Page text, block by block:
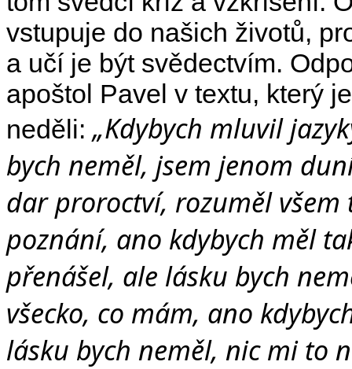
vstupuje do našich životů,
a učí je být svědectvím.
apoštol Pavel v textu, který
neděli: „Kdybych mluvil
bych neměl, jsem jenom
dar proroctví, rozuměl
poznání, ano kdybych měl
přenášel, ale lásku bych
všecko, co mám, ano
lásku bych neměl, nic mi to